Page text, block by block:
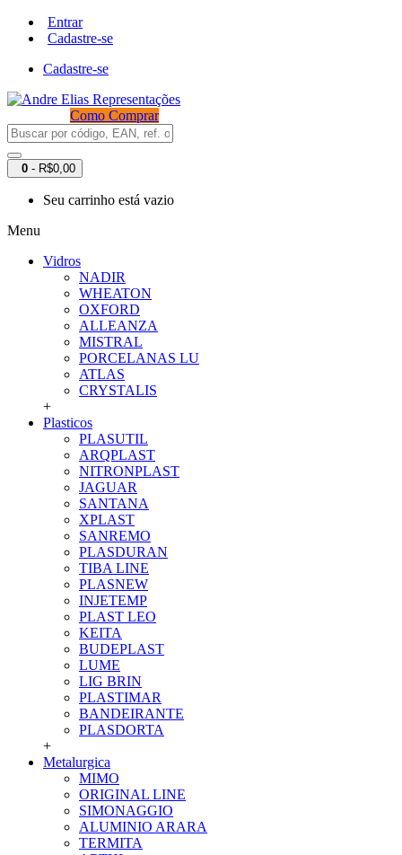
Entrar
Cadastre-se
Cadastre-se
Como Comprar
0 - R$0,00
Seu carrinho está vazio
Menu
Vidros
NADIR
WHEATON
OXFORD
ALLEANZA
MISTRAL
PORCELANAS LU
ATLAS
CRYSTALIS
+
Plasticos
PLASUTIL
ARQPLAST
NITRONPLAST
JAGUAR
SANTANA
XPLAST
SANREMO
PLASDURAN
TIBA LINE
PLASNEW
INJETEMP
PLAST LEO
KEITA
BUDEPLAST
LUME
LIG BRIN
PLASTIMAR
BANDEIRANTE
PLASDORTA
+
Metalurgica
MIMO
ORIGINAL LINE
SIMONAGGIO
ALUMINIO ARARA
TERMITA